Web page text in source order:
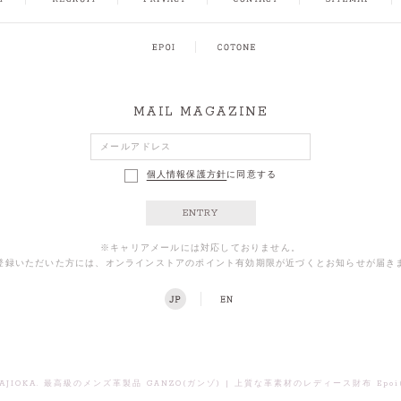
MAIL MAGAZINE
個人情報保護方針に同意する
ENTRY
※キャリアメールには対応しておりません。
いただいた方には、オンラインストアのポイント有効期限が近づくとお知らせが届き
AJIOKA. 最高級のメンズ革製品 GANZO(ガンゾ) | 上質な革素材のレディース財布